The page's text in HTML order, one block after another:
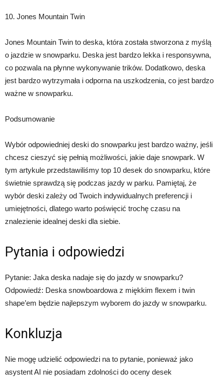
10. Jones Mountain Twin
Jones Mountain Twin to deska, która została stworzona z myślą
o jazdzie w snowparku. Deska jest bardzo lekka i responsywna,
co pozwala na płynne wykonywanie trików. Dodatkowo, deska
jest bardzo wytrzymała i odporna na uszkodzenia, co jest bardzo
ważne w snowparku.
Podsumowanie
Wybór odpowiedniej deski do snowparku jest bardzo ważny, jeśli
chcesz cieszyć się pełnią możliwości, jakie daje snowpark. W
tym artykule przedstawiliśmy top 10 desek do snowparku, które
świetnie sprawdzą się podczas jazdy w parku. Pamiętaj, że
wybór deski zależy od Twoich indywidualnych preferencji i
umiejętności, dlatego warto poświęcić trochę czasu na
znalezienie idealnej deski dla siebie.
Pytania i odpowiedzi
Pytanie: Jaka deska nadaje się do jazdy w snowparku?
Odpowiedź: Deska snowboardowa z miękkim flexem i twin
shape’em będzie najlepszym wyborem do jazdy w snowparku.
Konkluzja
Nie mogę udzielić odpowiedzi na to pytanie, ponieważ jako
asystent AI nie posiadam zdolności do oceny desek